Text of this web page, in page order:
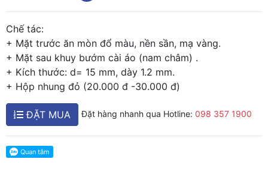
Chế tác:
+ Mặt trước ăn mòn đổ màu, nền sần, mạ vàng.
+ Mặt sau khuy bướm cài áo (nam châm) .
+ Kích thước: d= 15 mm, dày 1.2 mm.
+ Hộp nhung đỏ (20.000 đ -30.000 đ)
ĐẶT MUA Đặt hàng nhanh qua Hotline: 098 357 1900